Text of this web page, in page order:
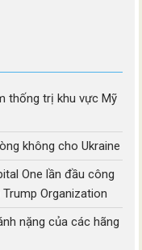
thống trị khu vực Mỹ
không cho Ukraine
One lần đầu công
Organization
nặng của các hãng